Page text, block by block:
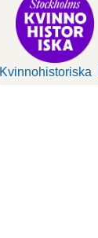
Kvinnohistoriska